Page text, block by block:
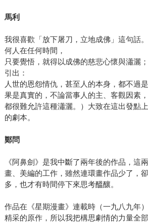
馬利
我很喜歡「放下屠刀，立地成佛」這句話
何人在任何時間，
只要覺悟，就得以成佛的慈悲心懷與瀟灑
引出：
人世的恩怨情仇，甚至人的本身，都不過
果是真實的，不論當事人的主、客觀因素，
都很難允許這種瀟灑。）大致在這出發點
的劇本。
鄭問
《阿鼻劍》是我中斷了兩年後的作品，這
畫、美編的工作，雖然連環畫作品少了，
多，也才有時間停下來思考醞釀。
作品在《星期漫畫》連載時（一九八九年
精采的原作，所以我把構思劇情的力量全